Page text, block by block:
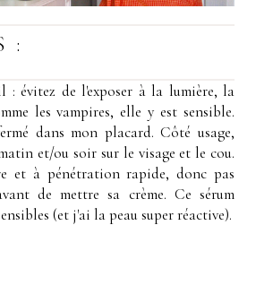
:
: évitez de l'exposer à la lumière, la
les vampires, elle y est sensible.
dans mon placard. Côté usage,
et/ou soir sur le visage et le cou.
et à pénétration rapide, donc pas
de mettre sa crème. Ce sérum
(et j'ai la peau super réactive).